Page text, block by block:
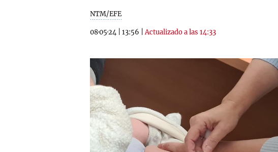
NTM/EFE
08·05·24 13:56 |Actualizado a las 14:33